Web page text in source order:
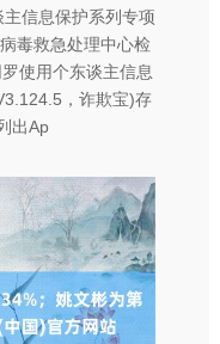
信息保护系列专项
毒救急处理中心检
使用个东谈主信息
，诈欺宝)存
出Ap